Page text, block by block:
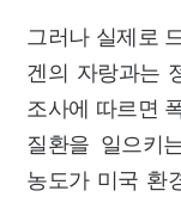
그러나 실제로
겐의 자랑과는
조사에 따르면
질환을 일으키
농도가 미국 환